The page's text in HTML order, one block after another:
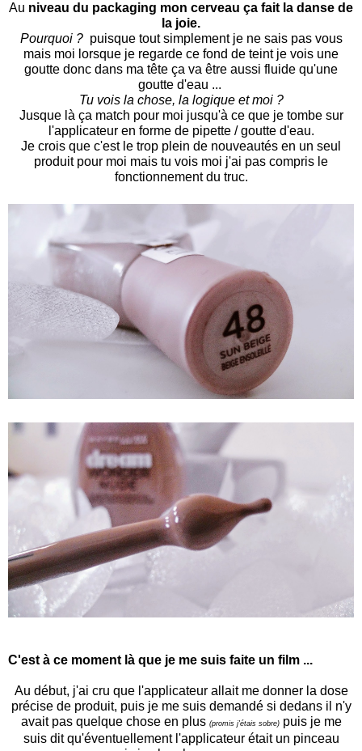
Au niveau du packaging mon cerveau ça fait la danse de
la joie.
Pourquoi ? puisque tout simplement je ne sais pas vous
mais moi lorsque je regarde ce fond de teint je vois une
goutte donc dans ma tête ça va être aussi fluide qu'une
goutte d'eau ...
Tu vois la chose, la logique et moi ?
Jusque là ça match pour moi jusqu'à ce que je tombe sur
l'applicateur en forme de pipette / goutte d'eau.
Je crois que c'est le trop plein de nouveautés en un seul
produit pour moi mais tu vois moi j'ai pas compris le
fonctionnement du truc.
C'est à ce moment là que je me suis faite un film ...
Au début, j'ai cru que l'applicateur allait me donner la dose
précise de produit, puis je me suis demandé si dedans il n'y
avait pas quelque chose en plus (promis j'étais sobre)puis je me
suis dit qu'éventuellement l'applicateur était un pinceau